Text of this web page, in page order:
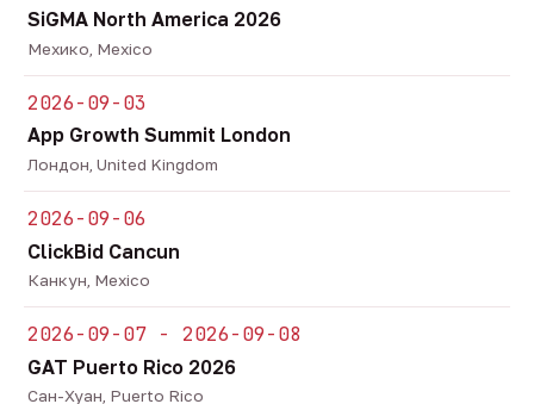
SiGMA North America 2026
Мехико, Mexico
2026-09-03
App Growth Summit London
Лондон, United Kingdom
2026-09-06
ClickBid Cancun
Канкун, Mexico
2026-09-07 - 2026-09-08
GAT Puerto Rico 2026
Сан-Хуан, Puerto Rico